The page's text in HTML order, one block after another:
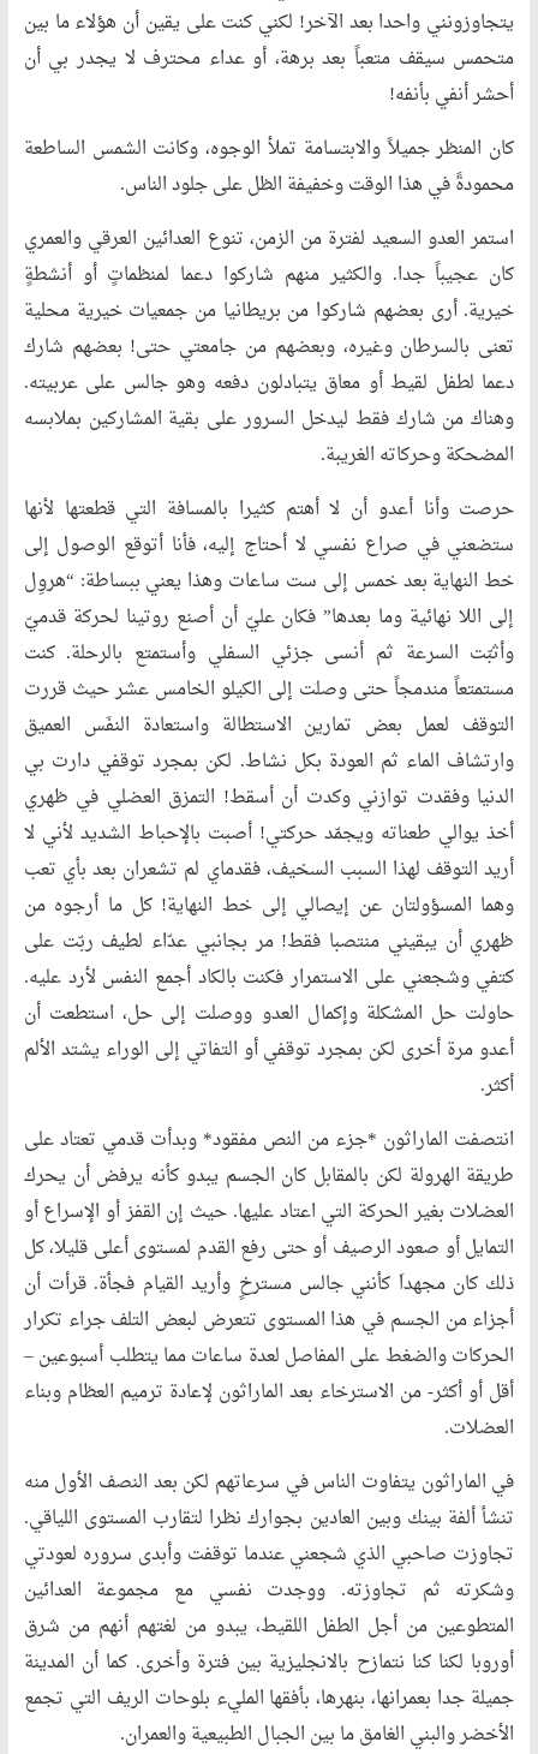
يتجاوزونني واحدا بعد الآخر! لكني كنت على يقين أن هؤلاء ما بين
متحمس سيقف متعباً بعد برهة، أو عداء محترف لا يجدر بي أن
أحشر أنفي بأنفه!
كان المنظر جميلاً والابتسامة تملأ الوجوه، وكانت الشمس الساطعة
محمودةً في هذا الوقت وخفيفة الظل على جلود الناس.
استمر العدو السعيد لفترة من الزمن، تنوع العدائين العرقي والعمري
كان عجيباً جدا. والكثير منهم شاركوا دعما لمنظماتٍ أو أنشطةٍ
خيرية. أرى بعضهم شاركوا من بريطانيا من جمعيات خيرية محلية
تعنى بالسرطان وغيره، وبعضهم من جامعتي حتى! بعضهم شارك
دعما لطفل لقيط أو معاق يتبادلون دفعه وهو جالس على عربيته.
وهناك من شارك فقط ليدخل السرور على بقية المشاركين بملابسه
المضحكة وحركاته الغريبة.
حرصت وأنا أعدو أن لا أهتم كثيرا بالمسافة التي قطعتها لأنها
ستضعني في صراع نفسي لا أحتاج إليه، فأنا أتوقع الوصول إلى
خط النهاية بعد خمس إلى ست ساعات وهذا يعني ببساطة: “هروِل
إلى اللا نهائية وما بعدها” فكان عليّ أن أصنع روتينا لحركة قدميّ
وأثبّت السرعة ثم أنسى جزئي السفلي وأستمتع بالرحلة. كنت
مستمتعاً مندمجاً حتى وصلت إلى الكيلو الخامس عشر حيث قررت
التوقف لعمل بعض تمارين الاستطالة واستعادة النفَس العميق
وارتشاف الماء ثم العودة بكل نشاط. لكن بمجرد توقفي دارت بي
الدنيا وفقدت توازني وكدت أن أسقط! التمزق العضلي في ظهري
أخذ يوالي طعناته ويجمّد حركتي! أصبت بالإحباط الشديد لأني لا
أريد التوقف لهذا السبب السخيف، فقدماي لم تشعران بعد بأي تعب
وهما المسؤولتان عن إيصالي إلى خط النهاية! كل ما أرجوه من
ظهري أن يبقيني منتصبا فقط! مر بجانبي عدّاء لطيف ربّت على
كتفي وشجعني على الاستمرار فكنت بالكاد أجمع النفس لأرد عليه.
حاولت حل المشكلة وإكمال العدو ووصلت إلى حل، استطعت أن
أعدو مرة أخرى لكن بمجرد توقفي أو التفاتي إلى الوراء يشتد الألم
أكثر.
انتصفت الماراثون *جزء من النص مفقود* وبدأت قدمي تعتاد على
طريقة الهرولة لكن بالمقابل كان الجسم يبدو كأنه يرفض أن يحرك
العضلات بغير الحركة التي اعتاد عليها. حيث إن القفز أو الإسراع أو
التمايل أو صعود الرصيف أو حتى رفع القدم لمستوى أعلى قليلا، كل
ذلك كان مجهداَ كأنني جالس مسترخٍ وأريد القيام فجأة. قرأت أن
أجزاء من الجسم في هذا المستوى تتعرض لبعض التلف جراء تكرار
الحركات والضغط على المفاصل لعدة ساعات مما يتطلب أسبوعين –
أقل أو أكثر- من الاسترخاء بعد الماراثون لإعادة ترميم العظام وبناء
العضلات.
في الماراثون يتفاوت الناس في سرعاتهم لكن بعد النصف الأول منه
تنشأ ألفة بينك وبين العادين بجوارك نظرا لتقارب المستوى اللياقي.
تجاوزت صاحبي الذي شجعني عندما توقفت وأبدى سروره لعودتي
وشكرته ثم تجاوزته. ووجدت نفسي مع مجموعة العدائين
المتطوعين من أجل الطفل اللقيط، يبدو من لغتهم أنهم من شرق
أوروبا لكنا كنا نتمازح بالانجليزية بين فترة وأخرى. كما أن المدينة
جميلة جدا بعمرانها، بنهرها، بأفقها المليء بلوحات الريف التي تجمع
الأخضر والبني الغامق ما بين الجبال الطبيعية والعمران.